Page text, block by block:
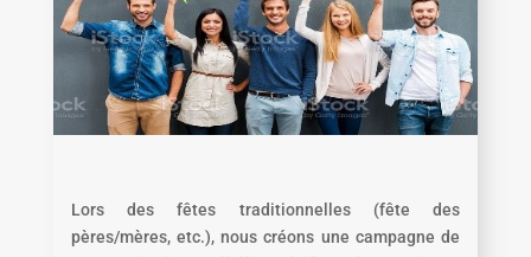
Lors des fêtes traditionnelles (fête des
pères/mères, etc.), nous créons une campagne de